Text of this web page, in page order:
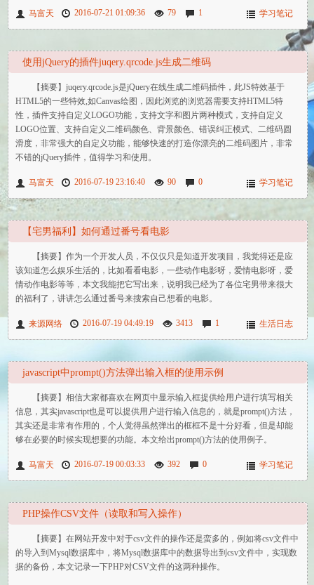
2016-07-21 01:09:36 79 1 学习笔记
马富天
使用jQuery的插件juqery.qrcode.js生成二维码
【摘要】juqery.qrcode.js是jQuery在线生成二维码插件，此JS特效基于
HTML5的一些特效,如Canvas绘图，因此浏览的浏览器需要支持HTML5特
性，插件支持自定义LOGO功能，支持文字和图片两种模式，支持自定义
LOGO位置、支持自定义二维码颜色、背景颜色、错误纠正模式、二维码圆
滑度，非常强大的自定义功能，能够快速的打造你漂亮的二维码图片，非常
不错的jQuery插件，值得学习和使用。
2016-07-19 23:16:40 90 0 学习笔记
马富天
【宅男福利】如何通过番号看电影
【摘要】作为一个开发人员，不仅仅只是知道开发项目，我觉得还是应
该知道怎么娱乐生活的，比如看看电影，一些动作电影呀，爱情电影呀，爱
情动作电影等等，本文我能把它写出来，说明我已经为了各位宅男带来很大
的福利了，讲讲怎么通过番号来搜索自己想看的电影。
2016-07-19 04:49:19 3413 1 生活日志
来源网络
javascript中prompt()方法弹出输入框的使用示例
【摘要】相信大家都喜欢在网页中显示输入框提供给用户进行填写相关
信息，其实javascript也是可以提供用户进行输入信息的，就是prompt()方法，
其实还是非常有作用的，个人觉得虽然弹出的框框不是十分好看，但是却能
够在必要的时候实现想要的功能。本文给出prompt()方法的使用例子。
2016-07-19 00:03:33 392 0 学习笔记
马富天
PHP操作CSV文件（读取和写入操作）
【摘要】在网站开发中对于csv文件的操作还是蛮多的，例如将csv文件中
的导入到Mysql数据库中，将Mysql数据库中的数据导出到csv文件中，实现数
据的备份，本文记录一下PHP对CSV文件的这两种操作。